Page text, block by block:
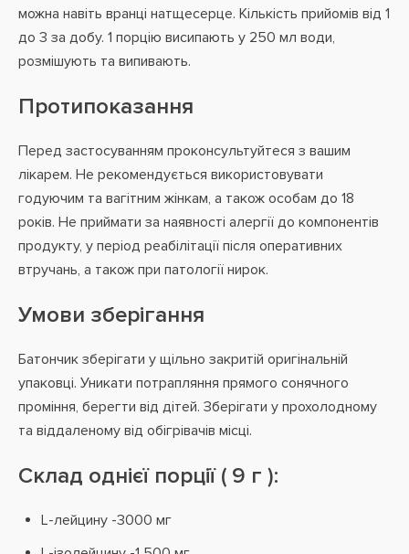
можна навіть вранці натщесерце. Кількість прийомів від 1
до 3 за добу. 1 порцію висипають у 250 мл води,
розмішують та випивають.
Протипоказання
Перед застосуванням проконсультуйтеся з вашим
лікарем. Не рекомендується використовувати
годуючим та вагітним жінкам, а також особам до 18
років. Не приймати за наявності алергії до компонентів
продукту, у період реабілітації після оперативних
втручань, а також при патології нирок.
Умови зберігання
Батончик зберігати у щільно закритій оригінальній
упаковці. Уникати потрапляння прямого сонячного
проміння, берегти від дітей. Зберігати у прохолодному
та віддаленому від обігрівачів місці.
Склад однієї порції ( 9 г ):
L-лейцину -3000 мг